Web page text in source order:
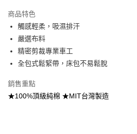
合作金庫商業銀行
華南商業銀行
上海商業儲蓄銀行
國泰世華商業銀行
臺灣中小企業銀行
聯邦商業銀行
元大商業銀行
超商取貨付款
LINE Pay
Apple Pay
Google Pay
商品特色
觸感輕柔，吸濕排汗
嚴選布料
精密剪裁專業車工
全包式鬆緊帶，床包不易鬆脫
銷售重點
★100%頂級純棉 ★MIT台灣製造